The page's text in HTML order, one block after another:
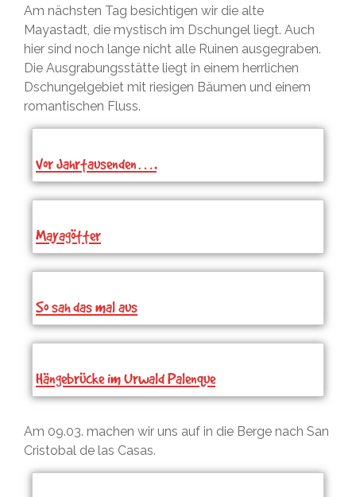
Am nächsten Tag besichtigen wir die alte
Mayastadt, die mystisch im Dschungel liegt. Auch
hier sind noch lange nicht alle Ruinen ausgegraben.
Die Ausgrabungsstätte liegt in einem herrlichen
Dschungelgebiet mit riesigen Bäumen und einem
romantischen Fluss.
Vor Jahrtausenden….
Mayagötter
So sah das mal aus
Hängebrücke im Urwald Palenque
Am 09.03. machen wir uns auf in die Berge nach San
Cristobal de las Casas.